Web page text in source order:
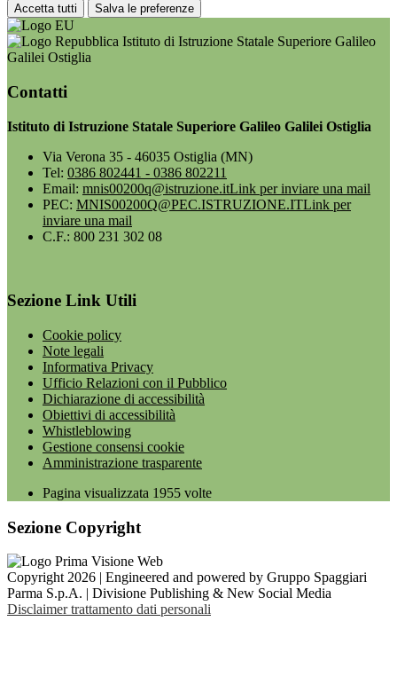
Accetta tutti Salva le preferenze
Istituto di Istruzione Statale Superiore Galileo
Galilei Ostiglia
Contatti
Istituto di Istruzione Statale Superiore Galileo Galilei Ostiglia
Via Verona 35 - 46035 Ostiglia (MN)
Tel: 0386 802441 - 0386 802211
Email: mnis00200q@istruzione.itLink per inviare una mail
PEC: MNIS00200Q@PEC.ISTRUZIONE.ITLink per
inviare una mail
C.F.: 800 231 302 08
Sezione Link Utili
Cookie policy
Note legali
Informativa Privacy
Ufficio Relazioni con il Pubblico
Dichiarazione di accessibilità
Obiettivi di accessibilità
Whistleblowing
Gestione consensi cookie
Amministrazione trasparente
Pagina visualizzata 1955 volte
Sezione Copyright
Copyright 2026 | Engineered and powered by Gruppo Spaggiari
Parma S.p.A. | Divisione Publishing & New Social Media
Disclaimer trattamento dati personali